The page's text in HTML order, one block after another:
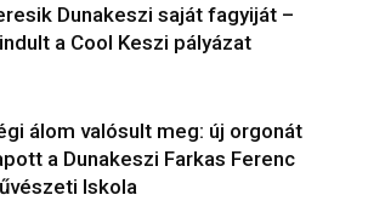
Dunakeszi saját fagyiját –
a Cool Keszi pályázat
álom valósult meg: új orgonát
a Dunakeszi Farkas Ferenc
Iskola